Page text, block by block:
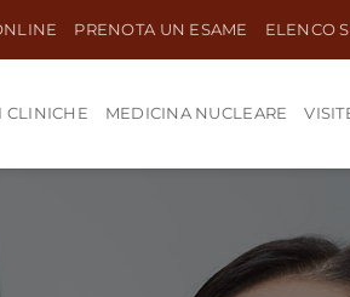
PRENOTA UN ESAME ELENCO
CLINICHE MEDICINA NUCLEARE